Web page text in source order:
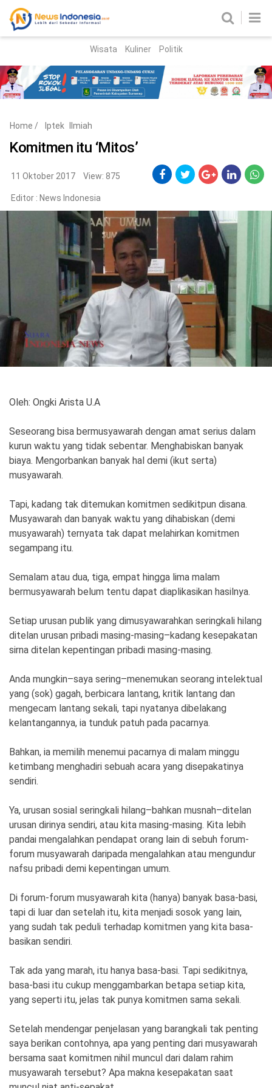
Parlemen
Peristiwa
Kriminal
Gaya Hidup
Kesehatan Kuliner
SosBud
Wisata
Ekonomi
Indeks Birokrasi
2026
News
Indonesia
All
Wisata Kuliner Politik
Home / Iptek Ilmiah
Komitmen itu ‘Mitos’
11 Oktober 2017 View: 875
Editor : News Indonesia
Oleh: Ongki Arista U.A
Seseorang bisa bermusyawarah dengan amat serius dalam
kurun waktu yang tidak sebentar. Menghabiskan banyak
biaya. Mengorbankan banyak hal demi (ikut serta)
musyawarah.
Tapi, kadang tak ditemukan komitmen sedikitpun disana.
Musyawarah dan banyak waktu yang dihabiskan (demi
musyawarah) ternyata tak dapat melahirkan komitmen
segampang itu.
Semalam atau dua, tiga, empat hingga lima malam
bermusyawarah belum tentu dapat diaplikasikan hasilnya.
Setiap urusan publik yang dimusyawarahkan seringkali hilang
ditelan urusan pribadi masing-masing–kadang kesepakatan
sirna ditelan kepentingan pribadi masing-masing.
Anda mungkin–saya sering–menemukan seorang intelektual
yang (sok) gagah, berbicara lantang, kritik lantang dan
mengecam lantang sekali, tapi nyatanya dibelakang
kelantangannya, ia tunduk patuh pada pacarnya.
Bahkan, ia memilih menemui pacarnya di malam minggu
ketimbang menghadiri sebuah acara yang disepakatinya
sendiri.
Ya, urusan sosial seringkali hilang–bahkan musnah–ditelan
urusan dirinya sendiri, atau kita masing-masing. Kita lebih
pandai mengalahkan pendapat orang lain di sebuh forum-
forum musyawarah daripada mengalahkan atau mengundur
nafsu pribadi demi kepentingan umum.
Di forum-forum musyawarah kita (hanya) banyak basa-basi,
tapi di luar dan setelah itu, kita menjadi sosok yang lain,
yang sudah tak peduli terhadap komitmen yang kita basa-
basikan sendiri.
Tak ada yang marah, itu hanya basa-basi. Tapi sedikitnya,
basa-basi itu cukup menggambarkan betapa setiap kita,
yang seperti itu, jelas tak punya komitmen sama sekali.
Setelah mendengar penjelasan yang barangkali tak penting
saya berikan contohnya, apa yang penting dari musyawarah
bersama saat komitmen nihil muncul dari dalam rahim
musyawarah tersebut? Apa makna kesepakatan saat